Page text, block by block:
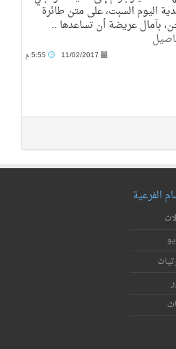
اليوم السبت، على متن طائرة
بآمال عريضة أن تساعدها ..
11/02/2017
الفرعية